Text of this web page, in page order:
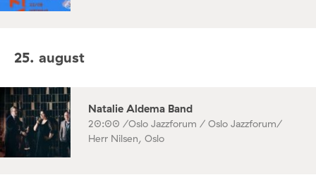
25. august
Natalie Aldema Band
20:00 /Oslo Jazzforum / Oslo Jazzforum/
Herr Nilsen, Oslo